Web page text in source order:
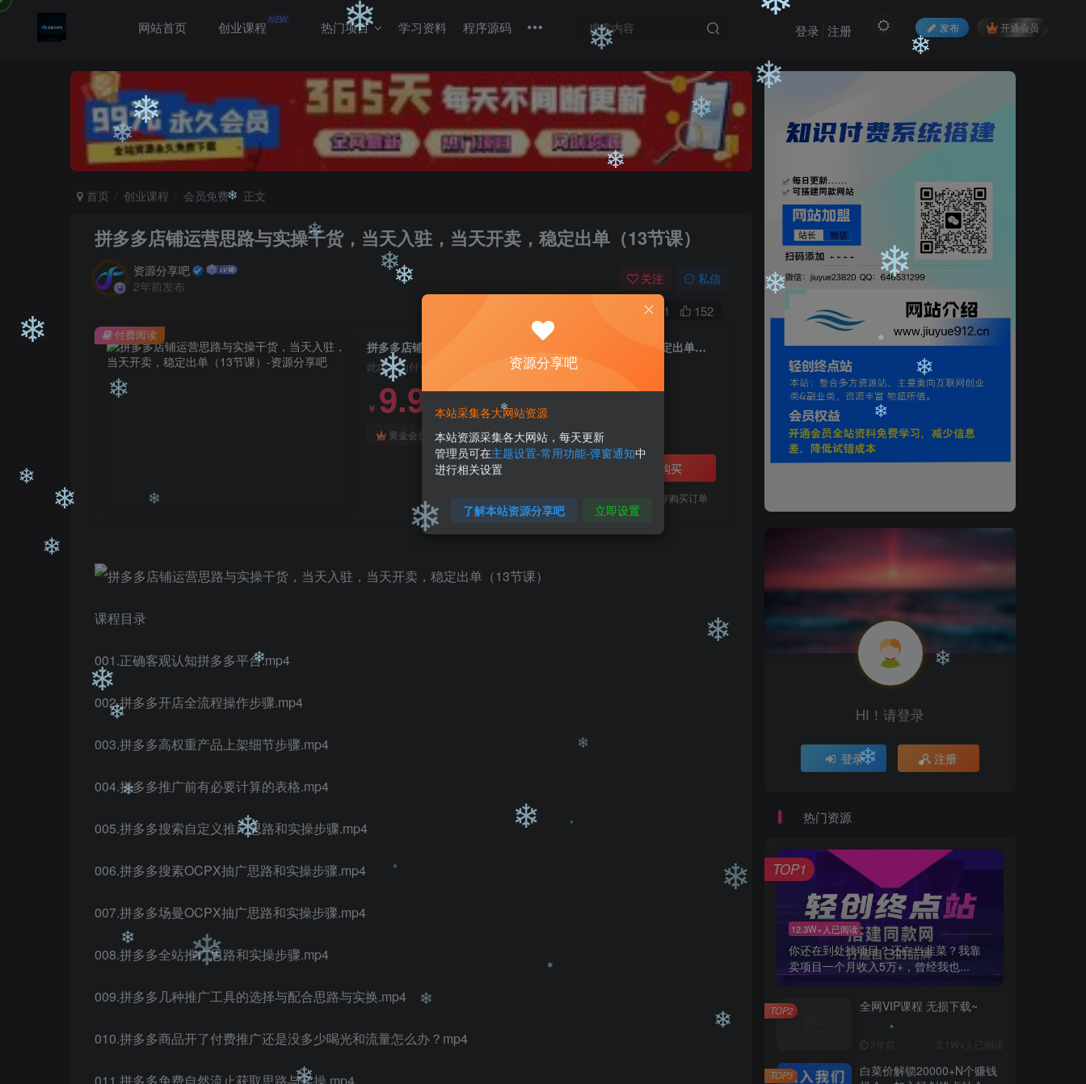
网站首页 创业课程 NEW 热门项目 学习资料 程序源码 发布 开通会员
登录 注册
首页 创业课程 会员免费 正文
拼多多店铺运营思路与实操干货，当天入驻，当天开卖，稳定出单（13节课）
资源分享吧
2年前发布
关注 私信
531 152
拼多多店铺运营思路与实操干货，当天入驻，当天开卖，稳定出单（13节课）
此内容为付费阅读，请付费后查看
￥ 9.9 ￥99
黄金会员 免费 钻石会员免费
立即购买
您当前未登录！建议登陆后购买，可保存购买订单
付费阅读
课程目录
001.正确客观认知拼多多平台.mp4
002.拼多多开店全流程操作步骤.mp4
003.拼多多高权重产品上架细节步骤.mp4
004.拼多多推广前有必要计算的表格.mp4
005.拼多多搜索自定义推广思路和实操步骤.mp4
006.拼多多搜素OCPX抽广思路和实操步骤.mp4
007.拼多多场曼OCPX抽广思路和实操步骤.mp4
008.拼多多全站推广思路和实操步骤.mp4
009.拼多多几种推广工具的选择与配合思路与实换.mp4
010.拼多多商品开了付费推广还是没多少喝光和流量怎么办？mp4
011.拼多多免费自然流止获取思路与实操.mp4
HI！请登录
登录 注册
热门资源
12.3W+人已阅读
你还在到处找项目？还在当韭菜？我靠
卖项目一个月收入5万+，曾经我也...
TOP1
全网VIP课程 无损下载~
2年前 2.1W+人已阅读
TOP2
白菜价解锁20000+N个赚钱
TOP3
资源分享吧
本站采集各大网站资源
本站资源采集各大网站，每天更新
管理员可在主题设置-常用功能-弹窗通知中
进行相关设置
了解本站资源分享吧 立即设置
❄
❄
❄
❄
❄
❄
❄ ❄
❄
❄
❄
❄
❄ ❄
❄
❄ ❄
❄
❄❄
❄ ❄
❄
❄ ❄
❄ ❄